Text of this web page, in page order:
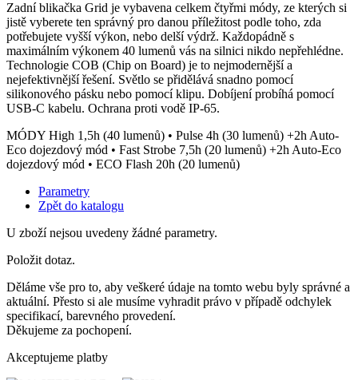
Zadní blikačka Grid je vybavena celkem čtyřmi módy, ze kterých si
jistě vyberete ten správný pro danou příležitost podle toho, zda
potřebujete vyšší výkon, nebo delší výdrž. Každopádně s
maximálním výkonem 40 lumenů vás na silnici nikdo nepřehlédne.
Technologie COB (Chip on Board) je to nejmodernější a
nejefektivnější řešení. Světlo se přidělává snadno pomocí
silikonového pásku nebo pomocí klipu. Dobíjení probíhá pomocí
USB-C kabelu. Ochrana proti vodě IP-65.
MÓDY High 1,5h (40 lumenů) • Pulse 4h (30 lumenů) +2h Auto-
Eco dojezdový mód • Fast Strobe 7,5h (20 lumenů) +2h Auto-Eco
dojezdový mód • ECO Flash 20h (20 lumenů)
Parametry
Zpět do katalogu
U zboží nejsou uvedeny žádné parametry.
Položit dotaz.
Děláme vše pro to, aby veškeré údaje na tomto webu byly správné a
aktuální. Přesto si ale musíme vyhradit právo v případě odchylek
specifikací, barevného provedení.
Děkujeme za pochopení.
Akceptujeme platby